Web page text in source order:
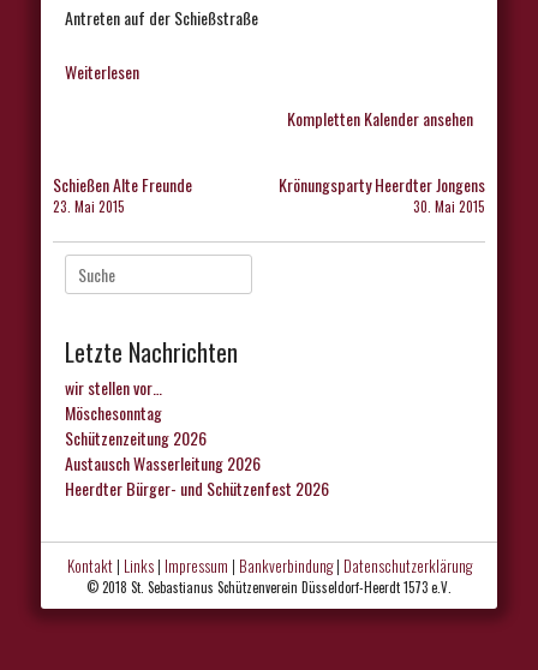
Antreten auf der Schießstraße
Weiterlesen
Kompletten Kalender ansehen
Beitragsnavigation
Schießen Alte Freunde
23. Mai 2015
Krönungsparty Heerdter Jongens
30. Mai 2015
Suche
nach:
Letzte Nachrichten
wir stellen vor…
Möschesonntag
Schützenzeitung 2026
Austausch Wasserleitung 2026
Heerdter Bürger- und Schützenfest 2026
Kontakt| Links| Impressum | Bankverbindung| Datenschutzerklärung
© 2018 St. Sebastianus Schützenverein Düsseldorf-Heerdt 1573 e.V.